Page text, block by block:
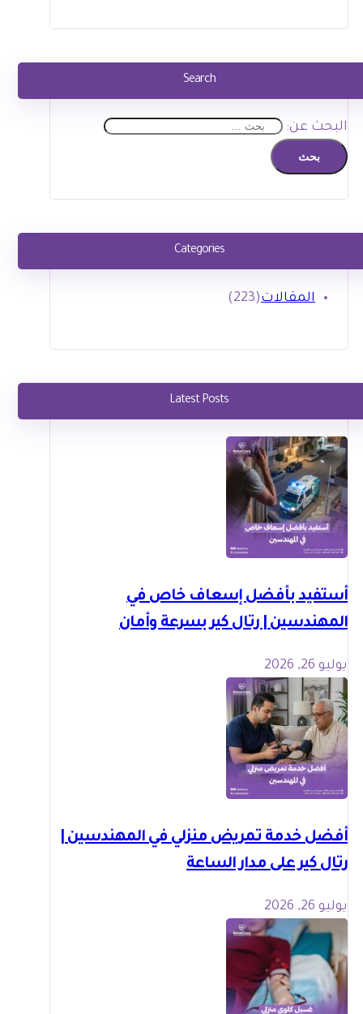
Search
البحث عن:
Categories
المقالات(223)
Latest Posts
أستفيد بأفضل إسعاف خاص في
المهندسين | رتال كير بسرعة وأمان
يوليو 26, 2026
أفضل خدمة تمريض منزلي في المهندسين |
رتال كير على مدار الساعة
يوليو 26, 2026